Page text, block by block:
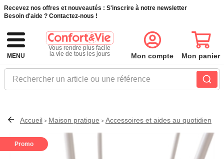
Recevez nos offres et nouveautés : S'inscrire à notre newsletter
Besoin d'aide ? Contactez-nous !
MENU
Vous rendre plus facile
la vie de tous les jours
Rechercher un article ou une référence
Mon compte Mon panier
Accueil > Maison pratique > Accessoires et aides au quotidien
Promo